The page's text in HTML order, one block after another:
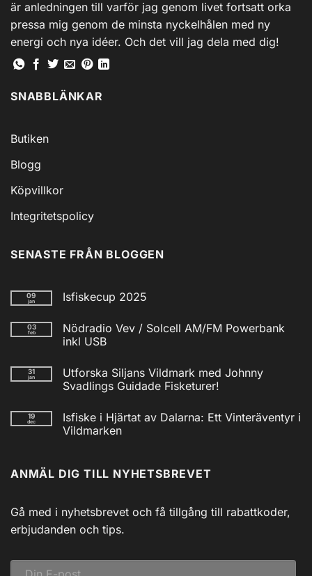
är anledningen till varför jag genom livet fortsatt orka
pressa mig genom de minsta nyckelhålen med ny
energi och nya idéer. Och det vill jag dela med dig!
SNABBLÄNKAR
Butiken
Blogg
Köpvillkor
Integritetspolicy
SENASTE FRÅN BLOGGEN
09
jan Isfiskecup 2025
till
Isfiskecup
2025
03
feb
Nödradio Vev / Solcell AM/FM Powerbank
inkl USB
till
Nödradio
Vev
AM/FM
Powerbank
inkl
31
jan
Utforska Siljans Vildmark med Johnny
Svadlings Guidade Fisketurer!
till
Utforska
Siljans
Svadlings
Guidade
19
dec
Isfiske i Hjärtat av Dalarna: Ett Vinteräventyr i
Vildmarken
Isfiske
i
Dalarna:
Ett
Vinteräventyr
i
ANMÄL DIG TILL NYHETSBREVET
Gå med i nyhetsbrevet och få tillgång till rabattkoder,
erbjudanden och tips.